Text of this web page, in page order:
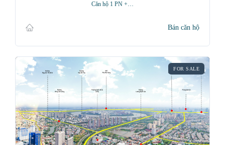
Căn hộ 1 PN +…
Bán căn hộ
FOR SALE